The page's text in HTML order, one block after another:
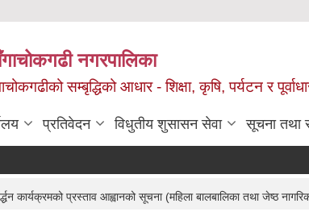
नगरपालिका
सम्बृद्धिको आधार - शिक्षा, कृषि, पर्यटन र
प्रतिवेदन विधुतीय शुसासन सेवा सूचना तथा
कार्यक्रमको प्रस्ताव आह्वानको सूचना (महिला बालबालिका तथा जेष्ठ